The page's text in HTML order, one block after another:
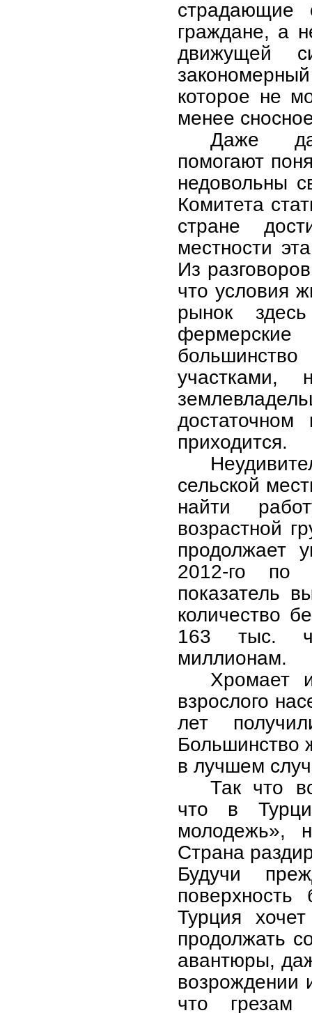
страдающие
граждане, а
движущей
которое не
менее
Даже
помогают
недовольны
Комитета
стране
местности
Из
что условия
рынок
участками,
достаточном
приходится.
сельской
найти
возрастной
продолжает
2012-го по
показатель
количество
163 тыс.
миллионам.
Хромает
взрослого
лет
Большинство
в лучшем
Так что
что в
молодежь»,
Страна
Будучи
поверхность
Турция
продолжать
авантюры,
возрождении
что грезам